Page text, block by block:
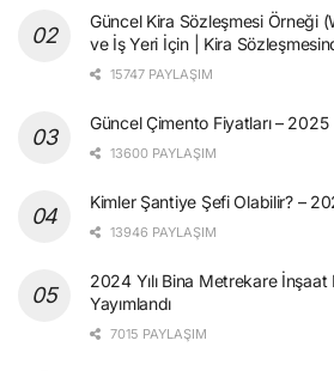
Güncel Kira Sözleşmesi Örneği
ve İş Yeri İçin | Kira
15747 PAYLAŞIM
Güncel Çimento Fiyatları – 2025
13600 PAYLAŞIM
Kimler Şantiye Şefi Olabilir? –
13946 PAYLAŞIM
2024 Yılı Bina Metrekare
Yayımlandı
7015 PAYLAŞIM